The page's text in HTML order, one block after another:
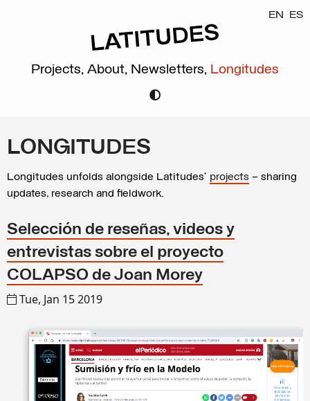
EN ES
Projects, About, Newsletters, Longitudes
LONGITUDES
Longitudes unfolds alongside Latitudes’ projects – sharing
updates, research and fieldwork.
Selección de reseñas, videos y
entrevistas sobre el proyecto
COLAPSO de Joan Morey
Tue, Jan 15 2019